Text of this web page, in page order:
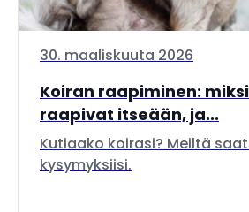
30. maaliskuuta 2026
Koiran raapiminen:
raapivat itseään, ja...
Kutiaako koirasi? Meiltä
kysymyksiisi.